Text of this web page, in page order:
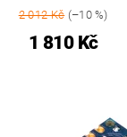
2 012 Kč(–10 %)
1 810 Kč